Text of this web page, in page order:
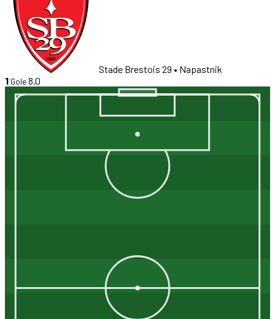
Stade Brestois 29 • Napastnik
1 Gole8.0